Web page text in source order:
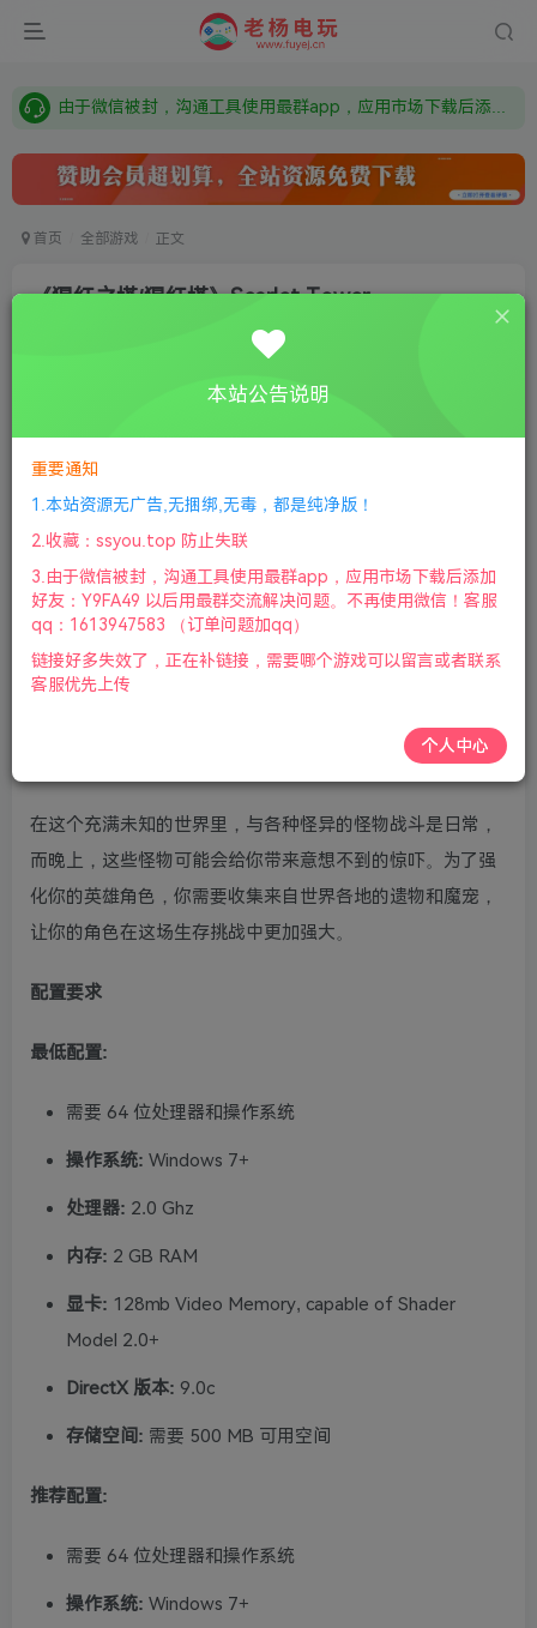
需要什么游戏请联系客服，若链接失效请联系客服，百度网盘边上的激活码也是解压密码
由于微信被封，沟通工具使用最群app，应用市场下载后添加好友：Y9FA49 以后用最群交流解决问题。不再使用微信！
首页 全部游戏 正文
《猩红之塔/猩红塔》Scarlet Tower
①下载安装教程 ②下载安装视频教程 ③ 游戏运行
版本：v1.0.0|容量1.4GB|官方简体中文|2024年03月26号更
新
游戏介绍
在猩红之塔(Scarlet Tower)这款充满哥特式恐怖氛围的休闲
游戏中，玩家将体验到Roguelike与RPG元素的完美结合。游
戏设定了独特的天赋树、职业和魔宠系统，玩家需要在白天
在这个充满未知的世界里，与各种怪异的怪物战斗是日常，
而晚上，这些怪物可能会给你带来意想不到的惊吓。为了强
化你的英雄角色，你需要收集来自世界各地的遗物和魔宠，
让你的角色在这场生存挑战中更加强大。
配置要求
最低配置:
需要 64 位处理器和操作系统
操作系统: Windows 7+
处理器: 2.0 Ghz
内存: 2 GB RAM
显卡: 128mb Video Memory, capable of Shader
Model 2.0+
DirectX 版本: 9.0c
存储空间: 需要 500 MB 可用空间
推荐配置:
需要 64 位处理器和操作系统
操作系统: Windows 7+
本站公告说明
重要通知
1.本站资源无广告,无捆绑,无毒，都是纯净版！
2.收藏：ssyou.top 防止失联
3.由于微信被封，沟通工具使用最群app，应用市场下载后添加
好友：Y9FA49 以后用最群交流解决问题。不再使用微信！客服
qq：1613947583 （订单问题加qq）
链接好多失效了，正在补链接，需要哪个游戏可以留言或者联系
客服优先上传
个人中心